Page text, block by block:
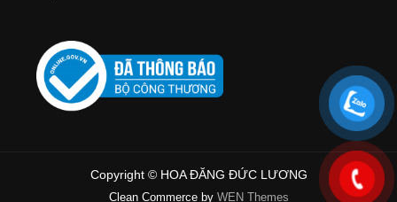
Copyright © HOA ĐĂNG ĐỨC LƯƠNG
Clean Commerce by WEN Themes